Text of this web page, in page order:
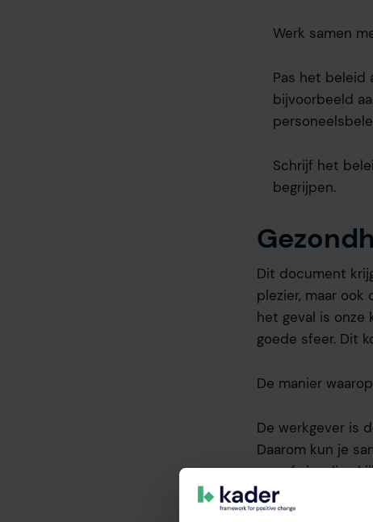
Werk samen
Pas het beleid
bijvoorbeeld
Schrijf het
begrijpen.
Dit document
plezier, maar
het geval is onze
goede sfeer. Dit
De manier
De werkgever is
Daarom kun je
aan afwisseling
het erg druk
we samen